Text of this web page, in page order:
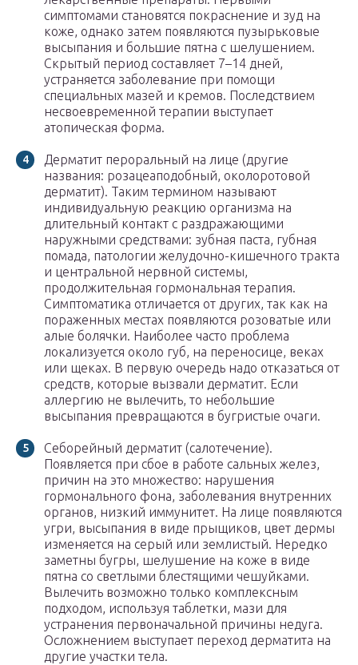
симптомами становятся покраснение и зуд на
коже, однако затем появляются пузырьковые
высыпания и большие пятна с шелушением.
Скрытый период составляет 7–14 дней,
устраняется заболевание при помощи
специальных мазей и кремов. Последствием
несвоевременной терапии выступает
атопическая форма.
Дерматит пероральный на лице (другие
названия: розацеаподобный, околоротовой
дерматит). Таким термином называют
индивидуальную реакцию организма на
длительный контакт с раздражающими
наружными средствами: зубная паста, губная
помада, патологии желудочно-кишечного тракта
и центральной нервной системы,
продолжительная гормональная терапия.
Симптоматика отличается от других, так как на
пораженных местах появляются розоватые или
алые болячки. Наиболее часто проблема
локализуется около губ, на переносице, веках
или щеках. В первую очередь надо отказаться от
средств, которые вызвали дерматит. Если
аллергию не вылечить, то небольшие
высыпания превращаются в бугристые очаги.
Себорейный дерматит (салотечение).
Появляется при сбое в работе сальных желез,
причин на это множество: нарушения
гормонального фона, заболевания внутренних
органов, низкий иммунитет. На лице появляются
угри, высыпания в виде прыщиков, цвет дермы
изменяется на серый или землистый. Нередко
заметны бугры, шелушение на коже в виде
пятна со светлыми блестящими чешуйками.
Вылечить возможно только комплексным
подходом, используя таблетки, мази для
устранения первоначальной причины недуга.
Осложнением выступает переход дерматита на
другие участки тела.